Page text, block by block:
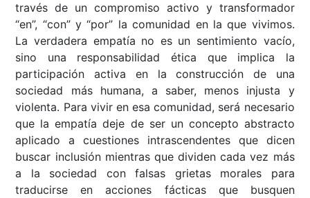
través de un compromiso activo y transformador
“en”, “con” y “por” la comunidad en la que vivimos.
La verdadera empatía no es un sentimiento vacío,
sino una responsabilidad ética que implica la
participación activa en la construcción de una
sociedad más humana, a saber, menos injusta y
violenta. Para vivir en esa comunidad, será necesario
que la empatía deje de ser un concepto abstracto
aplicado a cuestiones intrascendentes que dicen
buscar inclusión mientras que dividen cada vez más
a la sociedad con falsas grietas morales para
traducirse en acciones fácticas que busquen